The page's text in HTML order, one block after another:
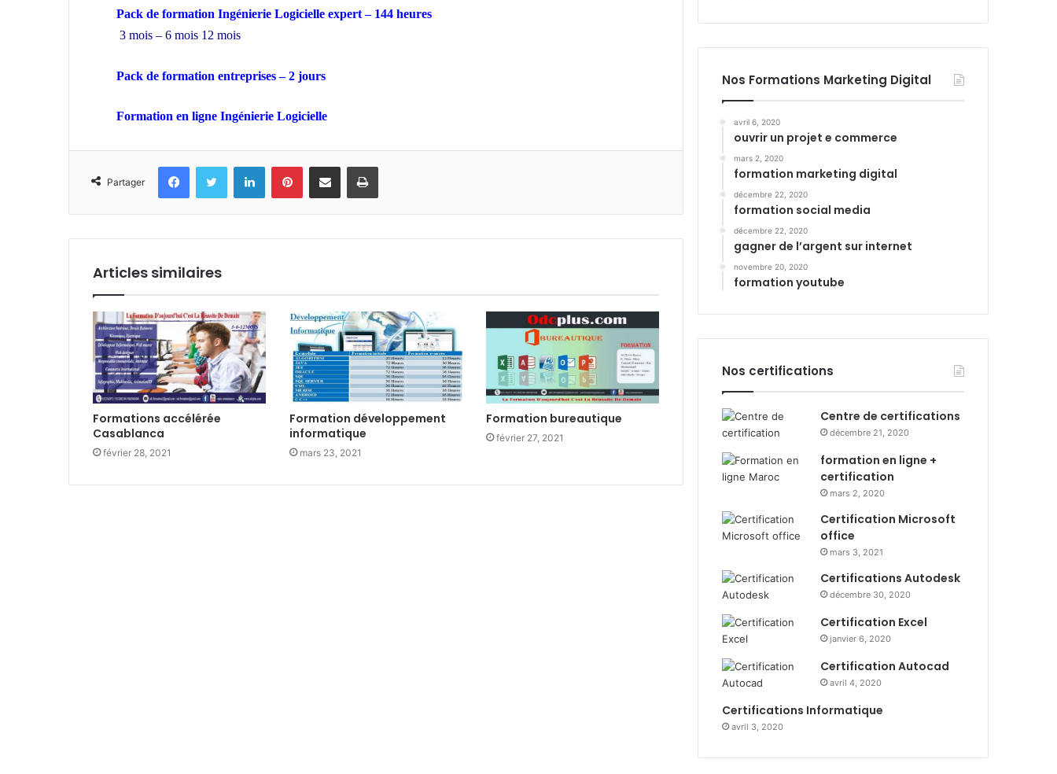
Pack de formation Ingénierie Logicielle expert – 144 heures
3 mois – 6 mois 12 mois
Pack de formation entreprises– 2 jours
Formation en ligne Ingénierie Logicielle
Partager
Articles similaires
Formations accélérée
Casablanca
février 28, 2021
Formation développement
informatique
mars 23, 2021
Formation bureautique
février 27, 2021
Nos Formations Marketing Digital
avril 6, 2020
ouvrir un projet e commerce
mars 2, 2020
formation marketing digital
décembre 22, 2020
formation social media
décembre 22, 2020
gagner de l’argent sur internet
novembre 20, 2020
formation youtube
Nos certifications
Centre de certifications
décembre 21, 2020
formation en ligne +
certification
mars 2, 2020
Certification Microsoft
office
mars 3, 2021
Certifications Autodesk
décembre 30, 2020
Certification Excel
janvier 6, 2020
Certification Autocad
avril 4, 2020
Certifications Informatique
avril 3, 2020